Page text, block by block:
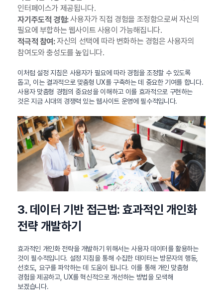
인터페이스가 제공됩니다.
자기주도적 경험:사용자가 직접 경험을 조정함으로써 자신의
필요에 부합하는 웹사이트 사용이 가능해집니다.
적극적 참여:자신의 선택에 따라 변화하는 경험은 사용자의
참여도와 충성도를 높입니다.
이처럼 설정 지침은 사용자가 필요에 따라 경험을 조정할 수 있도록
돕고, 이는 결과적으로 맞춤형 UX를 구축하는 데 중요한 기여를 합니다.
사용자 맞춤형 경험의 중요성을 이해하고 이를 효과적으로 구현하는
것은 지금 시대의 경쟁력 있는 웹사이트 운영에 필수적입니다.
3. 데이터 기반 접근법: 효과적인 개인화
전략 개발하기
효과적인 개인화 전략을 개발하기 위해서는 사용자 데이터를 활용하는
것이 필수적입니다. 설정 지침을 통해 수집한 데이터는 방문자의 행동,
선호도, 요구를 파악하는 데 도움이 됩니다. 이를 통해 개인 맞춤형
경험을 제공하고, UX를 혁신적으로 개선하는 방법을 모색해
보겠습니다.